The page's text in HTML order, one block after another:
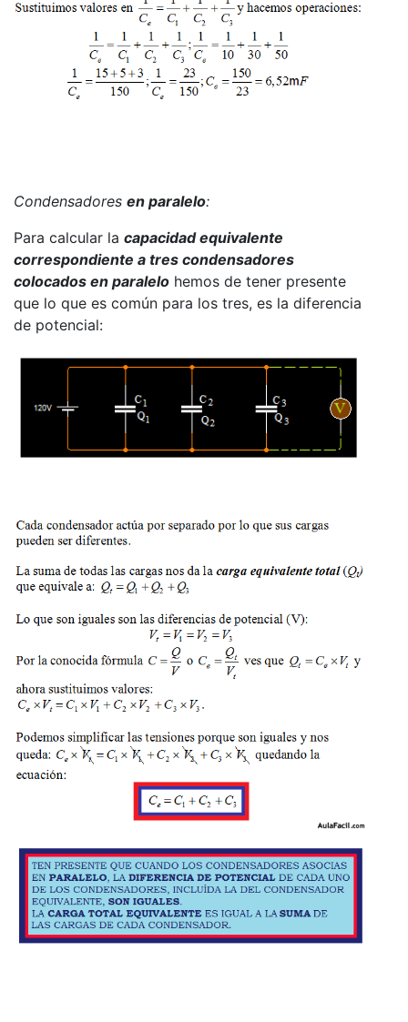
Condensadores en paralelo:
Para calcular la capacidad equivalente
correspondiente a tres condensadores
colocados en paralelo hemos de tener presente
que lo que es común para los tres, es la diferencia
de potencial: